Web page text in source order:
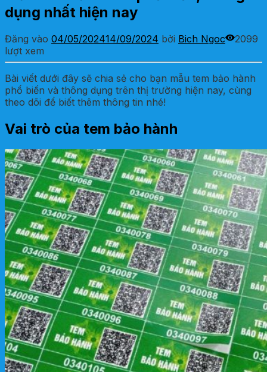
dụng nhất hiện nay
Đăng vào 04/05/202414/09/2024 bởi Bich Ngoc
2099
lượt xem
Bài viết dưới đây sẽ chia sẻ cho bạn mẫu tem bảo hành
phổ biến và thông dụng trên thị trường hiện nay, cùng
theo dõi để biết thêm thông tin nhé!
Vai trò của tem bảo hành